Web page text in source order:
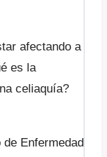
afectando a
es la
celiaquía?
Enfermedad